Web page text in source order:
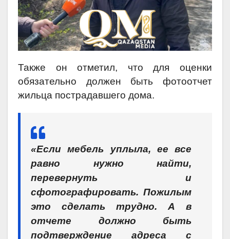
Также он отметил, что для оценки
обязательно должен быть фотоотчет
жильца пострадавшего дома.
«Если мебель уплыла, ее все
равно нужно найти,
перевернуть и
сфотографировать. Пожилым
это сделать трудно. А в
отчете должно быть
подтверждение адреса с